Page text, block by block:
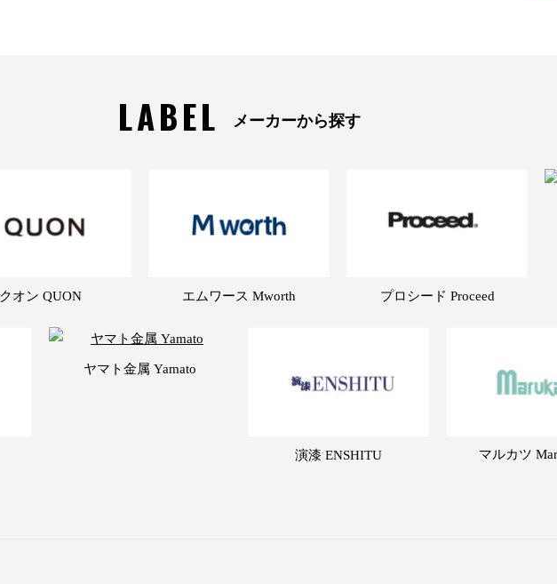
LABEL メーカーから探す
クオン QUON エムワース Mworth プロシード Proceed
ヤマト金属 Yamato
演漆 ENSHITU マルカツ